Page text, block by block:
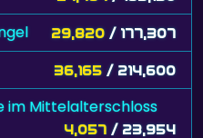
29,820 / 177,307
36,165 / 214,600
im Mittelalterschloss
4,057 / 23,954